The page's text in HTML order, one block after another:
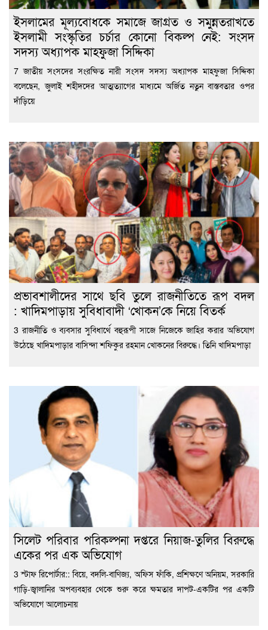
ইসলামের মূল্যবোধকে সমাজে জাগ্রত ও সমুন্নতরাখতে
ইসলামী সংস্কৃতির চর্চার কোনো বিকল্প নেই: সংসদ
সদস্য অধ্যাপক মাহফুজা সিদ্দিকা
7 জাতীয় সংসদের সংরক্ষিত নারী সংসদ সদস্য অধ্যাপক মাহফুজা সিদ্দিকা
বলেছেন, জুলাই শহীদদের আত্মত্যাগের মাধ্যমে অর্জিত নতুন বাস্তবতার ওপর
দাঁড়িয়ে
প্রভাবশালীদের সাথে ছবি তুলে রাজনীতিতে রূপ বদল
: খাদিমপাড়ায় সুবিধাবাদী ‘খোকন’কে নিয়ে বিতর্ক
3 রাজনীতি ও ব্যবসার সুবিধার্থে বহুরূপী সাজে নিজেকে জাহির করার অভিযোগ
উঠেছে খাদিমপাড়ার বাসিন্দা শফিকুর রহমান খোকনের বিরুদ্ধে। তিনি খাদিমপাড়া
সিলেট পরিবার পরিকল্পনা দপ্তরে নিয়াজ-তুলির বিরুদ্ধে
একের পর এক অভিযোগ
3 স্টাফ রিপোর্টার:: বিয়ে, বদলি-বাণিজ্য, অফিস ফাঁকি, প্রশিক্ষণে অনিয়ম, সরকারি
গাড়ি-জ্বালানির অপব্যবহার থেকে শুরু করে ক্ষমতার দাপট-একটির পর একটি
অভিযোগে আলোচনায়